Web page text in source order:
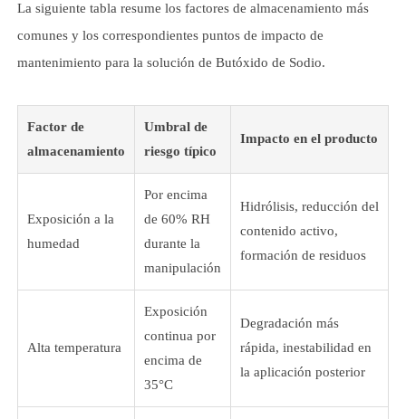
La siguiente tabla resume los factores de almacenamiento más
comunes y los correspondientes puntos de impacto de
mantenimiento para la solución de Butóxido de Sodio.
Factor de
almacenamiento
Umbral de
riesgo típico
Impacto en el producto
Exposición a la
humedad
Por encima
de 60% RH
durante la
manipulación
Hidrólisis, reducción del
contenido activo,
formación de residuos
Alta temperatura
Exposición
continua por
encima de
35°C
Degradación más
rápida, inestabilidad en
la aplicación posterior